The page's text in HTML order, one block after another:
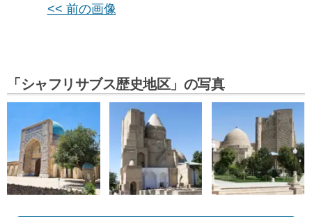
<< 前の画像
「シャフリサブス歴史地区」の写真